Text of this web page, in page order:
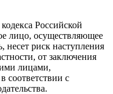
Российской
лицо, осуществляющее
несет риск наступления
от заключения
лицами,
соответствии с